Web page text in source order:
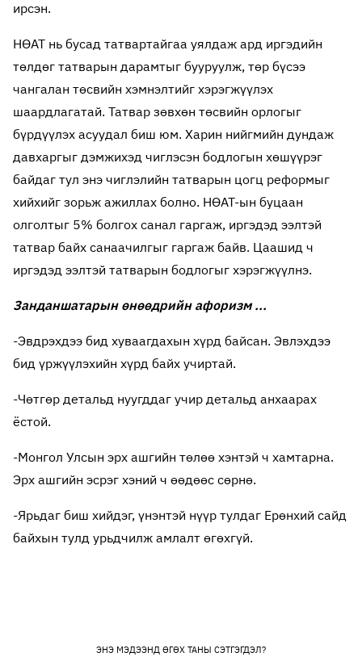
ирсэн.
НӨАТ нь бусад татвартайгаа уялдаж ард иргэдийн
төлдөг татварын дарамтыг бууруулж, төр бүсээ
чангалан төсвийн хэмнэлтийг хэрэгжүүлэх
шаардлагатай. Татвар зөвхөн төсвийн орлогыг
бүрдүүлэх асуудал биш юм. Харин нийгмийн дундаж
давхаргыг дэмжихэд чиглэсэн бодлогын хөшүүрэг
байдаг тул энэ чиглэлийн татварын цогц реформыг
хийхийг зорьж ажиллах болно. НӨАТ-ын буцаан
олголтыг 5% болгох санал гаргаж, иргэдэд ээлтэй
татвар байх санаачилгыг гаргаж байв. Цаашид ч
иргэдэд ээлтэй татварын бодлогыг хэрэгжүүлнэ.
Занданшатарын өнөөдрийн афоризм ...
-Эвдрэхдээ бид хуваагдахын хүрд байсан. Эвлэхдээ
бид үржүүлэхийн хүрд байх учиртай.
-Чөтгөр детальд нуугддаг учир детальд анхаарах
ёстой.
-Монгол Улсын эрх ашгийн төлөө хэнтэй ч хамтарна.
Эрх ашгийн эсрэг хэний ч өөдөөс сөрнө.
-Ярьдаг биш хийдэг, үнэнтэй нүүр тулдаг Ерөнхий сайд
байхын тулд урьдчилж амлалт өгөхгүй.
ЭНЭ МЭДЭЭНД ӨГӨХ ТАНЫ СЭТГЭГДЭЛ?